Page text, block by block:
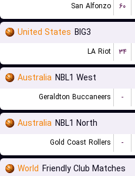
San Alfonzo
۶۰
United States BIG3
LA Riot ۳۴
Australia NBL1 West
Geraldton Buccaneers -
Australia NBL1 North
Gold Coast Rollers -
World Friendly Club Matches